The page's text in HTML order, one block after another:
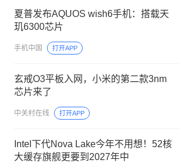
夏普发布AQUOS wish6手机：搭载天
玑6300芯片
手机中国 打开APP
玄戒O3平板入网，小米的第二款3nm
芯片来了
中关村在线 打开APP
Intel下代Nova Lake今年不用想！52核
大缓存旗舰更要到2027年中